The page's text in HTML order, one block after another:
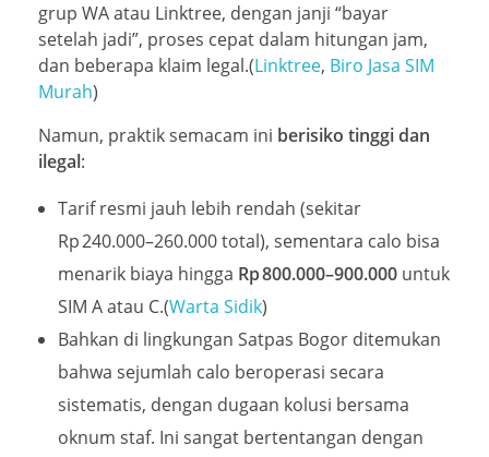
grup WA atau Linktree, dengan janji “bayar
setelah jadi”, proses cepat dalam hitungan jam,
dan beberapa klaim legal.(Linktree, Biro Jasa SIM
Murah)
Namun, praktik semacam ini berisiko tinggi dan
ilegal:
Tarif resmi jauh lebih rendah (sekitar
Rp 240.000–260.000 total), sementara calo bisa
menarik biaya hingga Rp 800.000–900.000untuk
SIM A atau C.(Warta Sidik)
Bahkan di lingkungan Satpas Bogor ditemukan
bahwa sejumlah calo beroperasi secara
sistematis, dengan dugaan kolusi bersama
oknum staf. Ini sangat bertentangan dengan